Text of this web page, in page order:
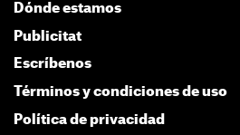
Dónde estamos
Publicitat
Escríbenos
Términos y condiciones de uso
Política de privacidad